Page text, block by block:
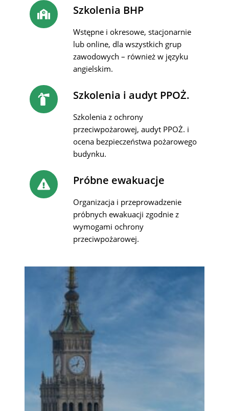
Szkolenia BHP
Wstępne i okresowe, stacjonarnie
lub online, dla wszystkich grup
zawodowych – również w języku
angielskim.
Szkolenia i audyt PPOŻ.
Szkolenia z ochrony
przeciwpożarowej, audyt PPOŻ. i
ocena bezpieczeństwa pożarowego
budynku.
Próbne ewakuacje
Organizacja i przeprowadzenie
próbnych ewakuacji zgodnie z
wymogami ochrony
przeciwpożarowej.